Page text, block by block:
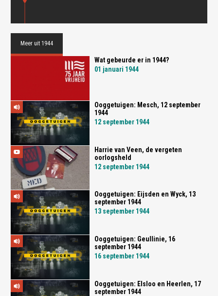
Meer uit 1944
Wat gebeurde er in 1944?
01 januari 1944
Ooggetuigen: Mesch, 12 september
1944
12 september 1944
Harrie van Veen, de vergeten
oorlogsheld
12 september 1944
Ooggetuigen: Eijsden en Wyck, 13
september 1944
13 september 1944
Ooggetuigen: Geullinie, 16
september 1944
16 september 1944
Ooggetuigen: Elsloo en Heerlen, 17
september 1944